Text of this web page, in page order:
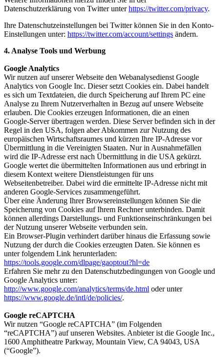
Datenschutzerklärung von Twitter unterhttps://twitter.com/privacy.
Ihre Datenschutzeinstellungen bei Twitter können Sie in den Konto-
Einstellungen unter: https://twitter.com/account/settings ändern.
4. Analyse Tools und Werbung
Google Analytics
Wir nutzen auf unserer Webseite den Webanalysedienst Google
Analytics von Google Inc. Dieser setzt Cookies ein. Dabei handelt
es sich um Textdateien, die durch Speicherung auf Ihrem PC eine
Analyse zu Ihrem Nutzerverhalten in Bezug auf unsere Webseite
erlauben. Die Cookies erzeugen Informationen, die an einen
Google-Server übertragen werden. Diese Server befinden sich in der
Regel in den USA, folgen aber Abkommen zur Nutzung des
europäischen Wirtschaftsraumes und kürzen Ihre IP-Adresse vor
Übermittlung in die Vereinigten Staaten. Nur in Ausnahmefällen
wird die IP-Adresse erst nach Übermittlung in die USA gekürzt.
Google wertet die übermittelten Informationen aus und erbringt in
diesem Kontext weitere Dienstleistungen für uns
Webseitenbetreiber. Dabei wird die ermittelte IP-Adresse nicht mit
anderen Google-Services zusammengeführt.
Über eine Änderung Ihrer Browsereinstellungen können Sie die
Speicherung von Cookies auf Ihrem Rechner unterbinden. Damit
können allerdings Darstellungs- und Funktionseinschränkungen bei
der Nutzung unserer Webseite verbunden sein.
Ein Browser-Plugin verhindert darüber hinaus die Erfassung sowie
Nutzung der durch die Cookies erzeugten Daten. Sie können es
unter folgendem Link herunterladen:
https://tools.google.com/dlpage/gaoptout?hl=de
Erfahren Sie mehr zu den Datenschutzbedingungen von Google und
Google Analytics unter:
http://www.google.com/analytics/terms/de.html oder unter
https://www.google.de/intl/de/policies/.
Google reCAPTCHA
Wir nutzen “Google reCAPTCHA” (im Folgenden
“reCAPTCHA”) auf unseren Websites. Anbieter ist die Google Inc.,
1600 Amphitheatre Parkway, Mountain View, CA 94043, USA
(“Google”).